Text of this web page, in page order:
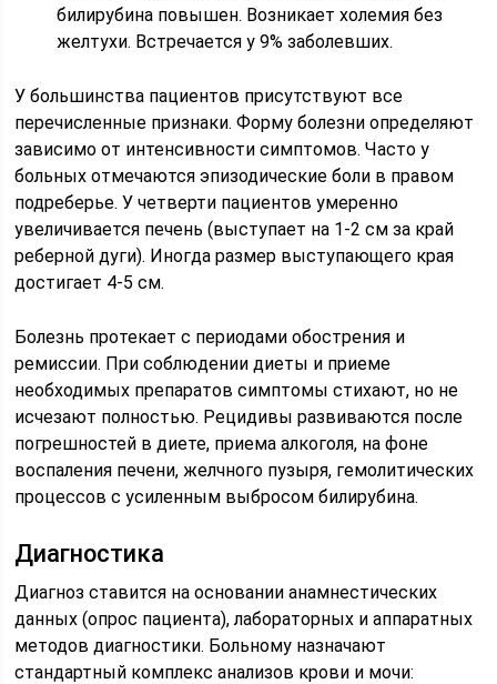
билирубина повышен. Возникает холемия без
желтухи. Встречается у 9% заболевших.
У большинства пациентов присутствуют все
перечисленные признаки. Форму болезни определяют
зависимо от интенсивности симптомов. Часто у
больных отмечаются эпизодические боли в правом
подреберье. У четверти пациентов умеренно
увеличивается печень (выступает на 1-2 см за край
реберной дуги). Иногда размер выступающего края
достигает 4-5 см.
Болезнь протекает с периодами обострения и
ремиссии. При соблюдении диеты и приеме
необходимых препаратов симптомы стихают, но не
исчезают полностью. Рецидивы развиваются после
погрешностей в диете, приема алкоголя, на фоне
воспаления печени, желчного пузыря, гемолитических
процессов с усиленным выбросом билирубина.
Диагностика
Диагноз ставится на основании анамнестических
данных (опрос пациента), лабораторных и аппаратных
методов диагностики. Больному назначают
стандартный комплекс анализов крови и мочи: